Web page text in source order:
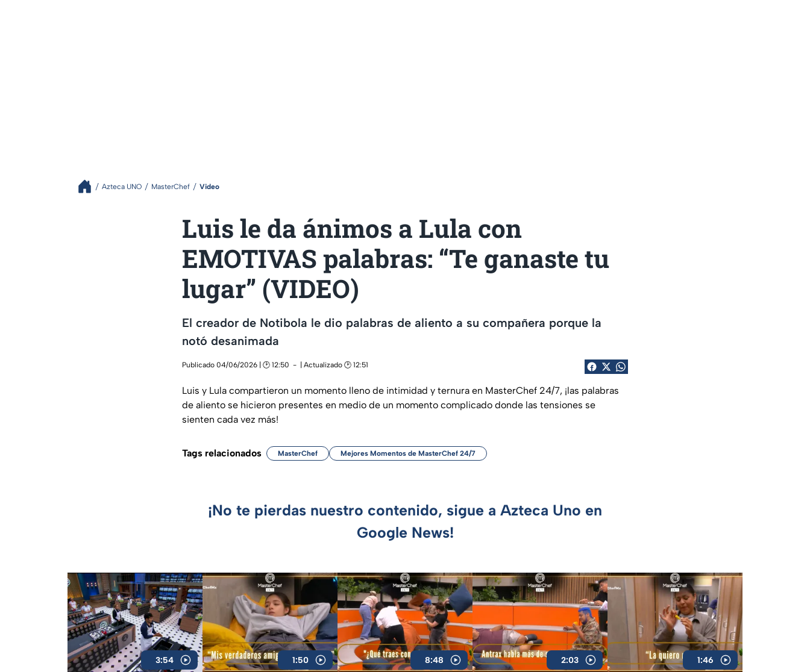
Azteca UNO MasterChef Video
Luis le da ánimos a Lula con
EMOTIVAS palabras: “Te ganaste tu
lugar” (VIDEO)
El creador de Notibola le dio palabras de aliento a su compañera porque la
notó desanimada
Publicado 04/06/2026 | 🕑 12:50 | Actualizado 🕑 12:51
Luis y Lula compartieron un momento lleno de intimidad y ternura en MasterChef 24/7, ¡las palabras
de aliento se hicieron presentes en medio de un momento complicado donde las tensiones se
sienten cada vez más!
Tags relacionados MasterChef Mejores Momentos de MasterChef 24/7
¡No te pierdas nuestro contenido, sigue a Azteca Uno en
Google News!
3:54 1:50 8:48 2:03 1:46